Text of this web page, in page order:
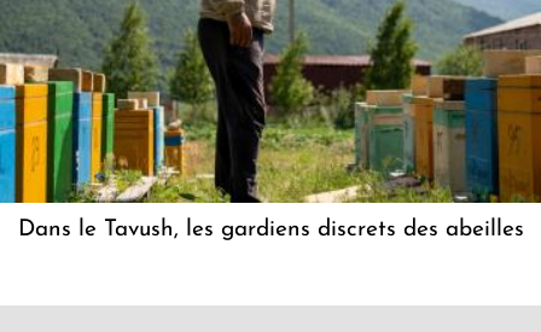
Dans le Tavush, les gardiens discrets des abeilles